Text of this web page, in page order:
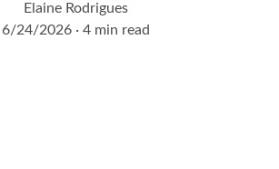
Elaine Rodrigues
6/24/2026
4 min read